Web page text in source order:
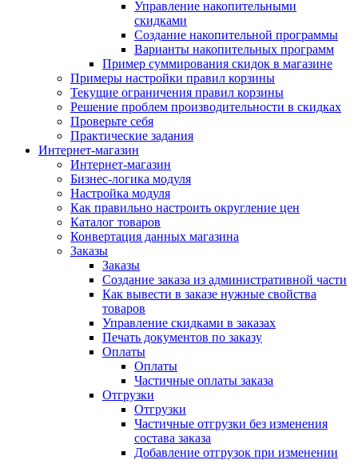
Управление накопительными
скидками
Создание накопительной программы
Варианты накопительных программ
Пример суммирования скидок в магазине
Примеры настройки правил корзины
Текущие ограничения правил корзины
Решение проблем производительности в скидках
Проверьте себя
Практические задания
Интернет-магазин
Интернет-магазин
Бизнес-логика модуля
Настройка модуля
Как правильно настроить округление цен
Каталог товаров
Конвертация данных магазина
Заказы
Заказы
Создание заказа из административной части
Как вывести в заказе нужные свойства
товаров
Управление скидками в заказах
Печать документов по заказу
Оплаты
Оплаты
Частичные оплаты заказа
Отгрузки
Отгрузки
Частичные отгрузки без изменения
состава заказа
Добавление отгрузок при изменении